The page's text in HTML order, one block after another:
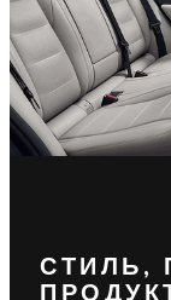
СТИЛЬ,